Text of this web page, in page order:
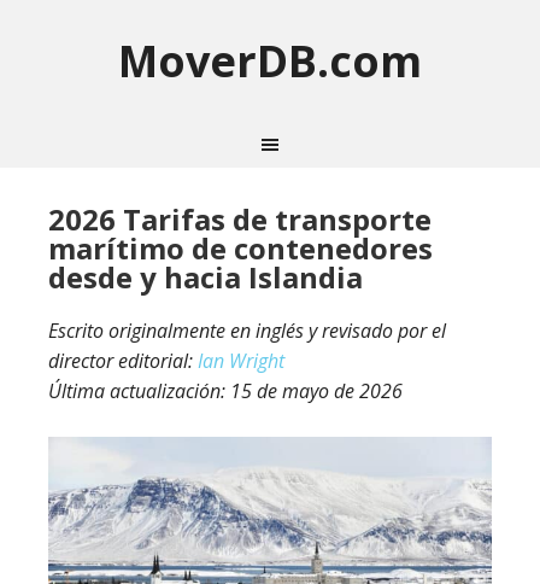
MoverDB.com
2026 Tarifas de transporte
marítimo de contenedores
desde y hacia Islandia
Escrito originalmente en inglés y revisado por el
director editorial:Ian Wright
Última actualización: 15 de mayo de 2026